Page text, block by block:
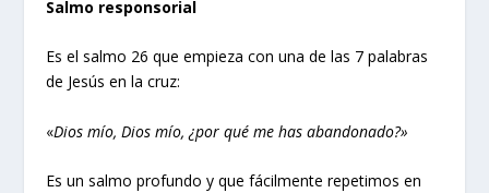
Salmo responsorial
Es el salmo 26 que empieza con una de las 7 palabras
de Jesús en la cruz:
«Dios mío, Dios mío, ¿por qué me has abandonado?»
Es un salmo profundo y que fácilmente repetimos en